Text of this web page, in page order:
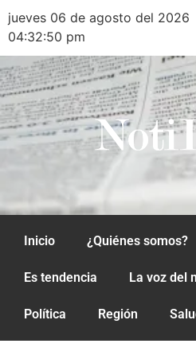
jueves 06 de agosto del 2026
04:32:50 pm
Inicio ¿Quiénes somos?
Es tendencia La voz del
Política Región